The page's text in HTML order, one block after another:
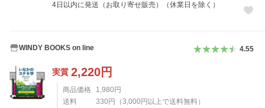
4日以内に発送（お取り寄せ販売）（休業日を除く）
WINDY BOOKS on line 4.55
実質 2,220円
商品価格 1,980 円
送料
330 円 （3,000 円以上で送料無料）